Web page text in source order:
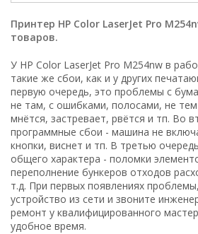
Принтер HP Color LaserJet Pro
товаров.
У HP Color LaserJet Pro M254nw в
такие же сбои, как и у других
первую очередь, это проблемы с
не там, с ошибками, полосами, не
мнётся, застревает, рвётся и тп. Во
программные сбои - машина не
кнопки, виснет и тп. В третью
общего характера - поломки
переполнение бункеров отходов
т.д. При первых появлениях
устройство из сети и звоните
ремонт у квалифицированного
удобное время.